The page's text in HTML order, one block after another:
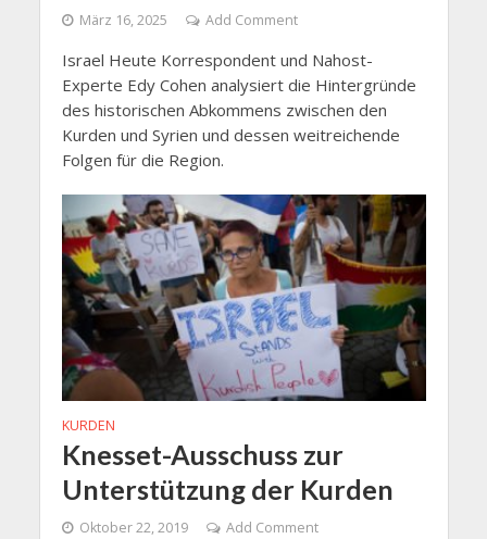
März 16, 2025 Add Comment
Israel Heute Korrespondent und Nahost-
Experte Edy Cohen analysiert die Hintergründe
des historischen Abkommens zwischen den
Kurden und Syrien und dessen weitreichende
Folgen für die Region.
KURDEN
Knesset-Ausschuss zur
Unterstützung der Kurden
Oktober 22, 2019 Add Comment